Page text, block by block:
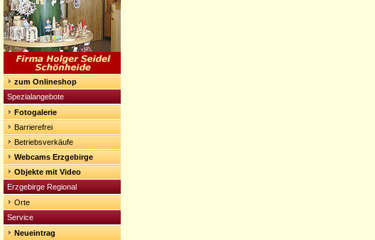
zum Onlineshop
Spezialangebote
Fotogalerie
Barrierefrei
Betriebsverkäufe
Webcams Erzgebirge
Objekte mit Video
Erzgebirge Regional
Orte
Service
Neueintrag